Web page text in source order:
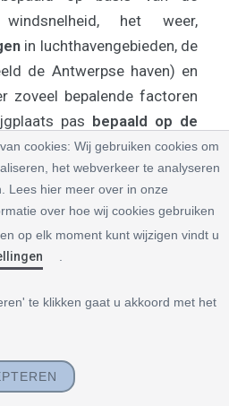
het weer,
in luchthavengebieden, de
de Antwerpse haven) en
zoveel bepalende factoren
pas bepaald op de
. Onderstaand vind je
opstijgplaatsen:
Waaslandvertrekken we
Wachtebeke,
of Moerbeke.
Gentbrugge of de
Antwerpen
Bosuil, Brecht,
cookies: Wij gebruiken cookies om
het webverkeer te analyseren
Lees hier meer over in onze
over hoe wij cookies gebruiken
op elk moment kunt wijzigen vindt u
te klikken gaat u akkoord met het